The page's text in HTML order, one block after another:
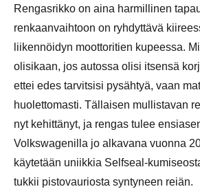
Rengasrikko on aina harmillinen
renkaanvaihtoon on ryhdyttävä
liikennöidyn moottoritien kupeessa.
olisikaan, jos autossa olisi itsensä
ettei edes tarvitsisi pysähtyä, vaan
huolettomasti. Tällaisen mullistavan
nyt kehittänyt, ja rengas tulee
Volkswagenilla jo alkavana vuonna
käytetään uniikkia Selfseal-
tukkii pistovauriosta syntyneen reiän.